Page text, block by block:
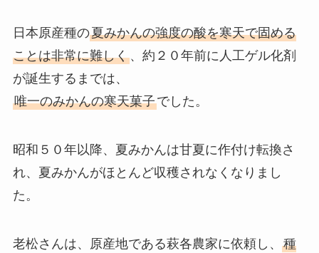
日本原産種の夏みかんの強度の酸を寒天で固める
ことは非常に難しく、約２０年前に人工ゲル化剤
が誕生するまでは、
唯一のみかんの寒天菓子でした。
昭和５０年以降、夏みかんは甘夏に作付け転換さ
れ、夏みかんがほとんど収穫されなくなりまし
た。
老松さんは、原産地である萩各農家に依頼し、 種